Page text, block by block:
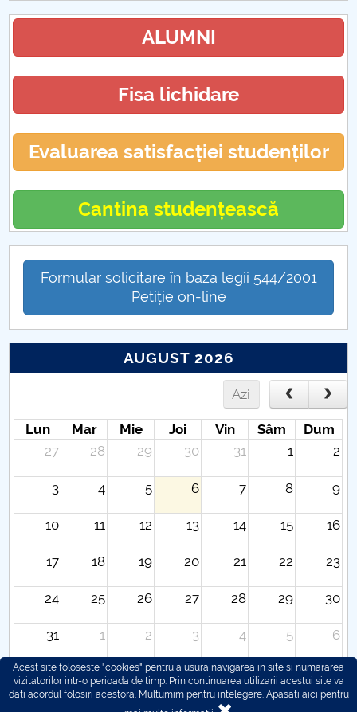
ALUMNI
Fisa lichidare
Evaluarea satisfacției studenților
Cantina studențească
Formular solicitare în baza legii 544/2001
Petiție on-line
AUGUST 2026
Azi
Lun Mar Mie Joi Vin Sâm
Dum
27
28 29 30 31 1 2
3 4 5 6 7 8 9
10 11 12 13 14 15 16
17 18 19 20 21 22 23
24 25 26 27 28 29 30
31 1 2 3 4 5 6
Acest site foloseste "cookies" pentru a usura navigarea in site si numararea
vizitatorilor intr-o perioada de timp. Prin continuarea utilizarii acestui site va
dati acordul folosiri acestora. Multumim pentru intelegere. Apasati aici pentru